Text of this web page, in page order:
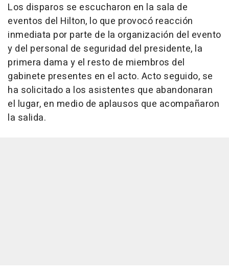
Los disparos se escucharon en la sala de
eventos del Hilton, lo que provocó reacción
inmediata por parte de la organización del evento
y del personal de seguridad del presidente, la
primera dama y el resto de miembros del
gabinete presentes en el acto. Acto seguido, se
ha solicitado a los asistentes que abandonaran
el lugar, en medio de aplausos que acompañaron
la salida.